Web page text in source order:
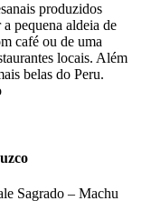
produzidos
pequena aldeia de
café ou de uma
locais. Além
belas do Peru.